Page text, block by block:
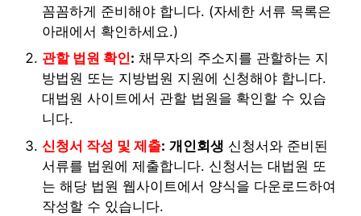
꼼꼼하게 준비해야 합니다. (자세한 서류 목록은
아래에서 확인하세요.)
관할 법원 확인: 채무자의 주소지를 관할하는 지
방법원 또는 지방법원 지원에 신청해야 합니다.
대법원 사이트에서 관할 법원을 확인할 수 있습
니다.
신청서 작성 및 제출: 개인회생 신청서와 준비된
서류를 법원에 제출합니다. 신청서는 대법원 또
는 해당 법원 웹사이트에서 양식을 다운로드하여
작성할 수 있습니다.